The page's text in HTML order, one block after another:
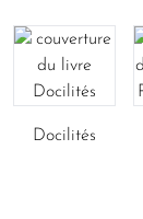
Docilités